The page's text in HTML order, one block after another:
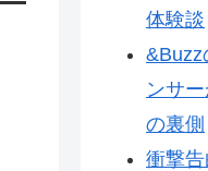
体験談
&Buzz
ンサ
の裏側
衝撃